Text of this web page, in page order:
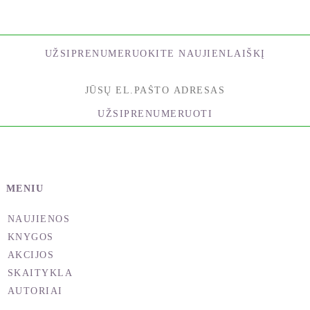
UŽSIPRENUMERUOKITE NAUJIENLAIŠKĮ
UŽSIPRENUMERUOTI
MENIU
NAUJIENOS
KNYGOS
AKCIJOS
SKAITYKLA
AUTORIAI